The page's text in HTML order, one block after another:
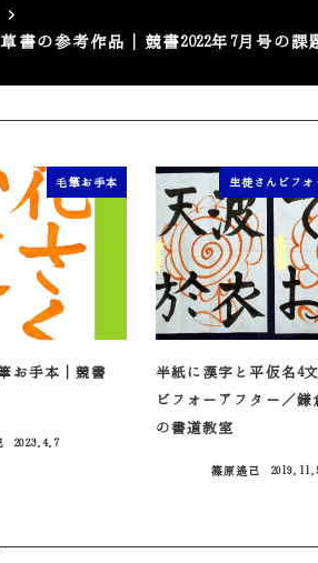
書の参考作品｜競書2022年7月号の課
毛筆お手本
お手本｜競書
2023.4.7
生徒さんビフ
半紙に漢字と平仮名4
ビフォーアフター／鎌
の書道教室
篠原遙己